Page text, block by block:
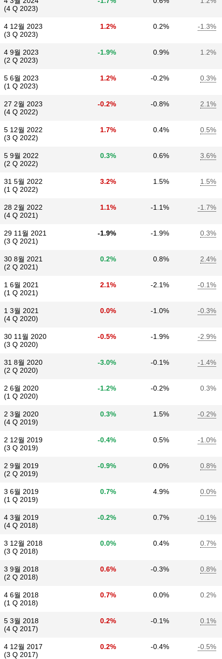
(4 Q 2023)
4 12월 2023
(3 Q 2023)
1.2% 0.2% -1.3%
4 9월 2023
(2 Q 2023)
-1.9% 0.9% 1.2%
5 6월 2023
(1 Q 2023)
1.2% -0.2% 0.3%
27 2월 2023
(4 Q 2022)
-0.2% -0.8% 2.1%
5 12월 2022
(3 Q 2022)
1.7% 0.4% 0.5%
5 9월 2022
(2 Q 2022)
0.3% 0.6% 3.6%
31 5월 2022
(1 Q 2022)
3.2% 1.5% 1.5%
28 2월 2022
(4 Q 2021)
1.1% -1.1% -1.7%
29 11월 2021
(3 Q 2021)
-1.9% -1.9% 0.3%
30 8월 2021
(2 Q 2021)
0.2% 0.8% 2.4%
1 6월 2021
(1 Q 2021)
2.1% -2.1% -0.1%
1 3월 2021
(4 Q 2020)
0.0% -1.0% -0.3%
30 11월 2020
(3 Q 2020)
-0.5% -1.9% -2.9%
31 8월 2020
(2 Q 2020)
-3.0% -0.1% -1.4%
2 6월 2020
(1 Q 2020)
-1.2% -0.2% 0.3%
2 3월 2020
(4 Q 2019)
0.3% 1.5% -0.2%
2 12월 2019
(3 Q 2019)
-0.4% 0.5% -1.0%
2 9월 2019
(2 Q 2019)
-0.9% 0.0% 0.8%
3 6월 2019
(1 Q 2019)
0.7% 4.9% 0.0%
4 3월 2019
(4 Q 2018)
-0.2% 0.7% -0.1%
3 12월 2018
(3 Q 2018)
0.0% 0.4% 0.7%
3 9월 2018
(2 Q 2018)
0.6% -0.3% 0.8%
4 6월 2018
(1 Q 2018)
0.7% 0.0% 0.2%
5 3월 2018
(4 Q 2017)
0.2% -0.1% 0.1%
4 12월 2017
(3 Q 2017)
0.2% -0.4% -0.5%